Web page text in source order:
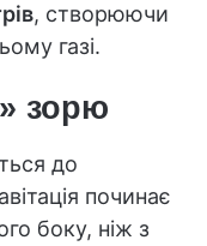
, створюючи
газі.
зорю
до
починає
боку, ніж з